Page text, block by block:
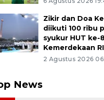
Zikir dan Doa
diikuti 100 ribu
syukur HUT ke-
Kemerdekaan RI
2 Agustus 2026
News